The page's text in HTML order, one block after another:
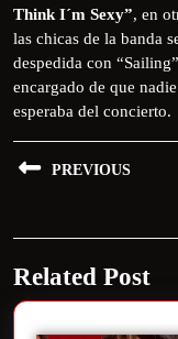
Think I´m Sexy”, en
las chicas de la banda
despedida con
encargado de que
esperaba del concierto.
PREVIOUS
Related Post